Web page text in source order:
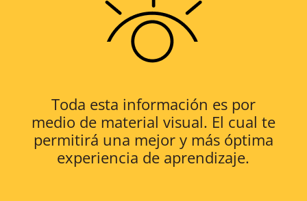
Toda esta información es por
medio de material visual. El cual te
permitirá una mejor y más óptima
experiencia de aprendizaje.